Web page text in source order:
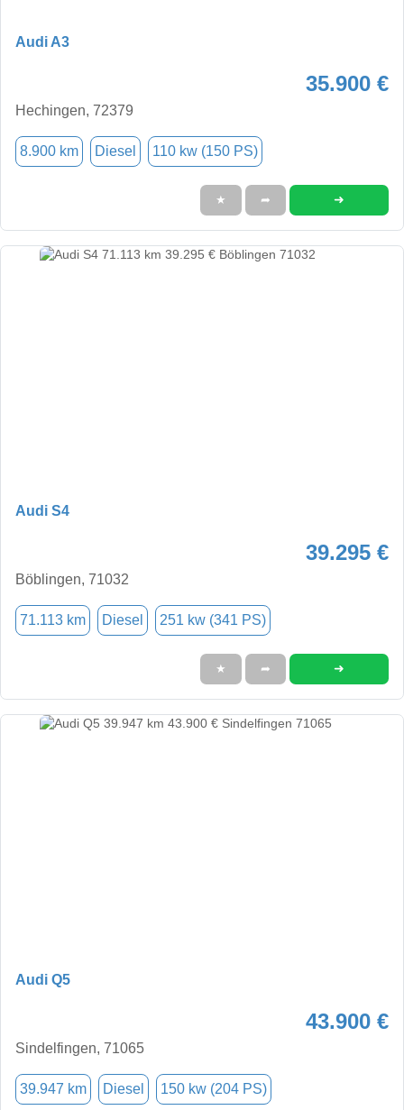
Audi A3
35.900 €
Hechingen, 72379
8.900 km Diesel 110 kw (150 PS)
★ ➦ ➜
Audi S4
39.295 €
Böblingen, 71032
71.113 km Diesel 251 kw (341 PS)
★ ➦ ➜
Audi Q5
43.900 €
Sindelfingen, 71065
39.947 km Diesel 150 kw (204 PS)